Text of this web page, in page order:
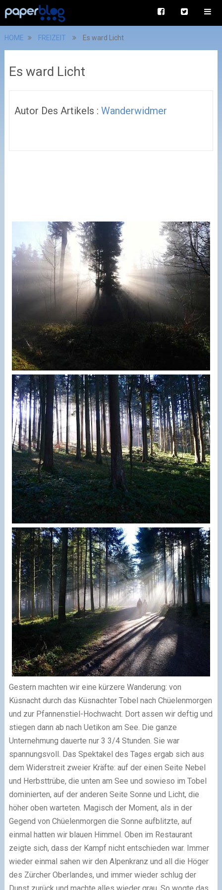
HOME FREIZEIT Es ward Licht
Es ward Licht
Autor Des Artikels : Wanderwidmer
Gestern machten wir eine kürzere Wanderung: von
Küsnacht durch das Küsnachter Tobel nach Chüelenmorgen
und zur Pfannenstiel-Hochwacht. Dort assen wir deftig und
stiegen dann ab nach Uetikon am See. Die ganze
Unternehmung dauerte nur 3 3/4 Stunden. Sie war
spannungsvoll. Das Spektakel des Tages ergab sich aus
dem Widerstreit zweier Kräfte: auf der einen Seite Nebel
und Herbsttrübe, die unten am See und sowieso im Tobel
dominierten, auf der anderen Seite Sonne und Licht, die
höher oben warteten. Magisch der Moment, als in der
Gegend von Chüelenmorgen die Sonne aufblitzte, auf
einmal hatten wir blauen Himmel. Oben im Restaurant
zeigte sich, dass der Kampf nicht entschieden war. Immer
wieder einmal sahen wir den Alpenkranz und all die Höger
des Zürcher Oberlandes, und immer wieder schlug der